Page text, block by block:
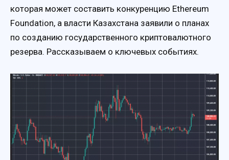
которая может составить конкуренцию Ethereum
Foundation, а власти Казахстана заявили о планах
по созданию государственного криптовалютного
резерва. Рассказываем о ключевых событиях.